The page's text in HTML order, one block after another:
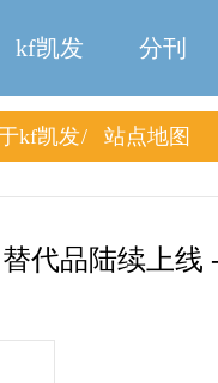
kf凯发 分刊
kf凯发
站点地图
代品陆续上线